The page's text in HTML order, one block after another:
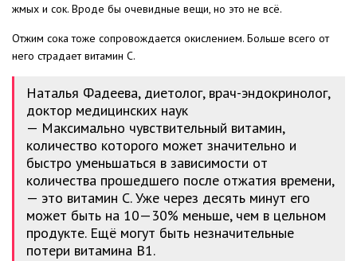
жмых и сок. Вроде бы очевидные вещи, но это не всё.
Отжим сока тоже сопровождается окислением. Больше всего от
него страдает витамин С.
Наталья Фадеева, диетолог, врач-эндокринолог,
доктор медицинских наук
— Максимально чувствительный витамин,
количество которого может значительно и
быстро уменьшаться в зависимости от
количества прошедшего после отжатия времени,
— это витамин С. Уже через десять минут его
может быть на 10—30% меньше, чем в цельном
продукте. Ещё могут быть незначительные
потери витамина В1.